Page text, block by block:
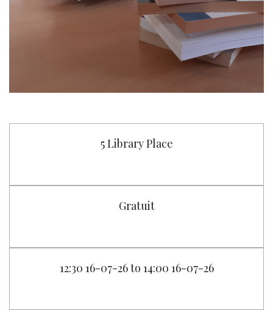
5 Library Place
Gratuit
12:30 16-07-26 to 14:00 16-07-26